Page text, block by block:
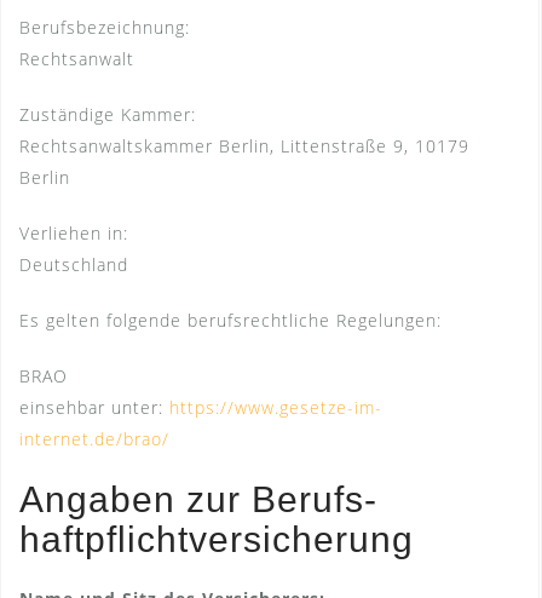
Berufsbezeichnung:
Rechtsanwalt
Zuständige Kammer:
Rechtsanwaltskammer Berlin, Littenstraße 9, 10179
Berlin
Verliehen in:
Deutschland
Es gelten folgende berufsrechtliche Regelungen:
BRAO
einsehbar unter: https://www.gesetze-im-
internet.de/brao/
Angaben zur Berufs­
haftpflicht­versicherung